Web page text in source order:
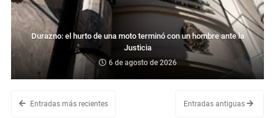
Durazno: el hurto de una moto terminó con un hombre ante la
Justicia
6 de agosto de 2026
Entradas más recientes Entradas antiguas